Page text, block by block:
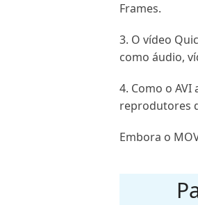
Frames.
3. O vídeo
como áudio,
4. Como o
reprodutores
Embora o